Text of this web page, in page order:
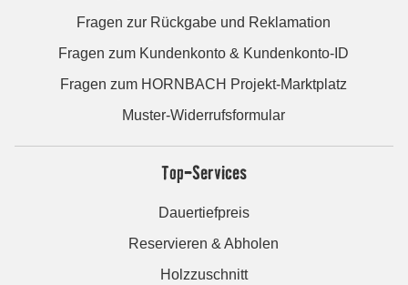
Fragen zur Rückgabe und Reklamation
Fragen zum Kundenkonto & Kundenkonto-ID
Fragen zum HORNBACH Projekt-Marktplatz
Muster-Widerrufsformular
Top-Services
Dauertiefpreis
Reservieren & Abholen
Holzzuschnitt